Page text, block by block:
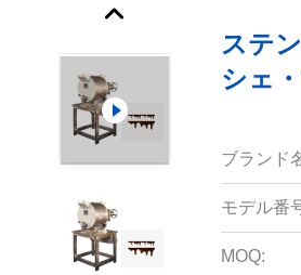
ステ
シェ
ブランド
モデル番
MOQ: